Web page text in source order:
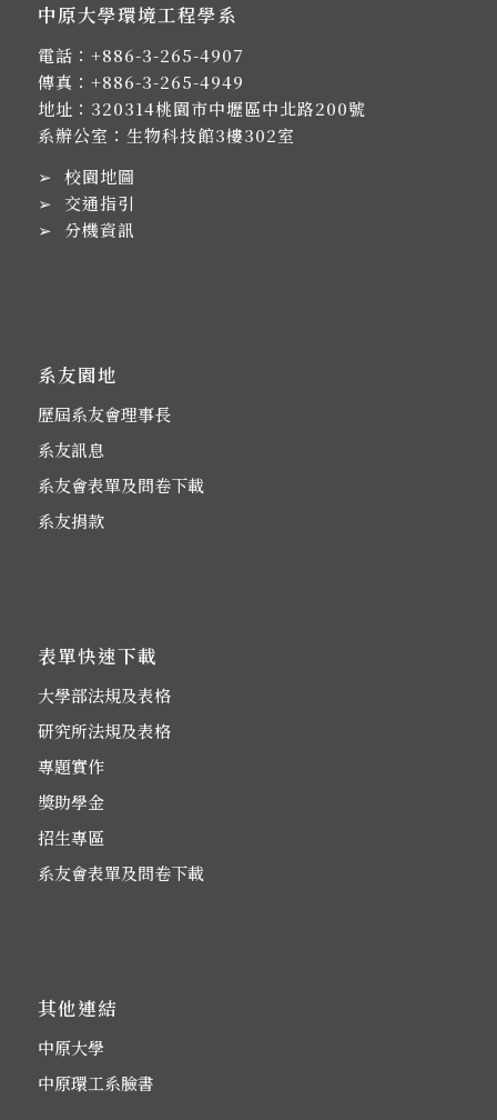
中原大學環境工程學系
電話： +886-3-265-4907
傳真：+886-3-265-4949
地址： 320314桃園市中壢區中北路200號
系辦公室：生物科技館3樓302室
➢ 校園地圖
➢ 交通指引
➢ 分機資訊
系友園地
歷屆系友會理事長
系友訊息
系友會表單及問卷下載
系友捐款
表單快速下載
大學部法規及表格
研究所法規及表格
專題實作
獎助學金
招生專區
系友會表單及問卷下載
其他連結
中原大學
中原環工系臉書